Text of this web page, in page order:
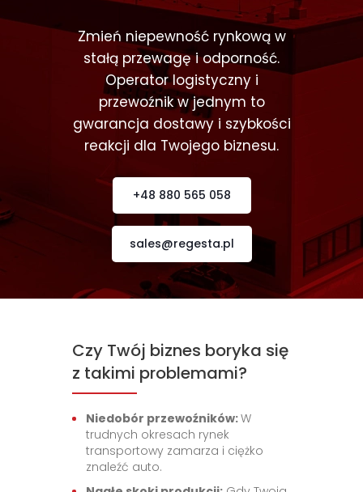
Zmień niepewność rynkową w
stałą przewagę i odporność.
Operator logistyczny i
przewoźnik w jednym to
gwarancja dostawy i szybkości
reakcji dla Twojego biznesu.
+48 880 565 058
sales@regesta.pl
Czy Twój biznes boryka się
z takimi problemami?
Niedobór przewoźników:W
trudnych okresach rynek
transportowy zamarza i ciężko
znaleźć auto.